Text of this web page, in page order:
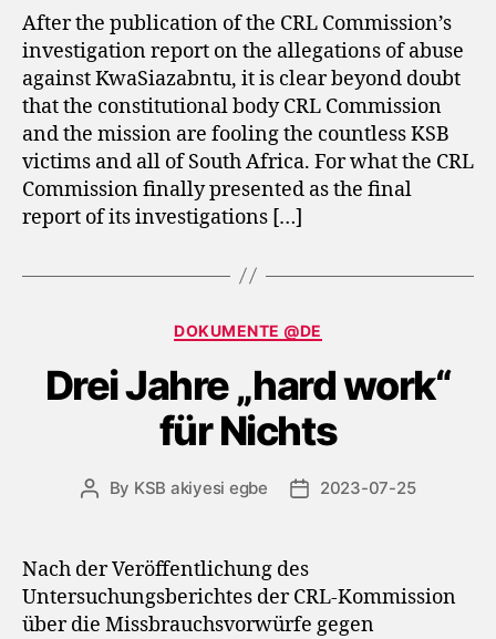
After the publication of the CRL Commission’s
investigation report on the allegations of abuse
against KwaSiazabntu, it is clear beyond doubt
that the constitutional body CRL Commission
and the mission are fooling the countless KSB
victims and all of South Africa. For what the CRL
Commission finally presented as the final
report of its investigations […]
Categories
DOKUMENTE @DE
Drei Jahre „hard work“
für Nichts
Post
By KSB akiyesi egbe
Post2023-07-25
Nach der Veröffentlichung des
Untersuchungsberichtes der CRL-Kommission
über die Missbrauchsvorwürfe gegen